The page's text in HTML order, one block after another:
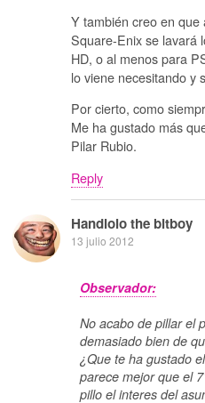
Y también creo en
Square-Enix se lavará
HD, o al menos para
lo viene necesitando y
Por cierto, como
Me ha gustado más
Pilar Rubio.
Reply
Handlolo the bitboy
13 julio 2012
Observador:
No acabo de pillar el
demasiado bien de
¿Que te ha gustado
parece mejor que el
pillo el interes del